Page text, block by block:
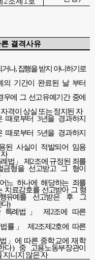
결격사유
거나,집행을 받지 아니하기로
의 기간이 완료된 날 부터
에 그 선고유예기간 중에
격이 상실 또는 정지된 자
때로부터3년을 경과하지
때로부터5년을 경과하지
된 사실이 적발되어 임용
법 」 제2조에 규정된 죄를
형을 선고받고 그 형이
느 하나에 해당하는 죄를
치료감호를 선고받아 그 형
유예를 선고받은 후 그
다)
특례법 」제 2조에 따른
률」 제 2조제 2호에 따른
」 에 따른 중학교에 재학
다) 중 고용노동부장관이
지니지 않은 자